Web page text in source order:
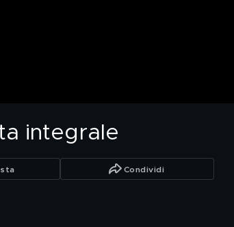
integrale
Condividi